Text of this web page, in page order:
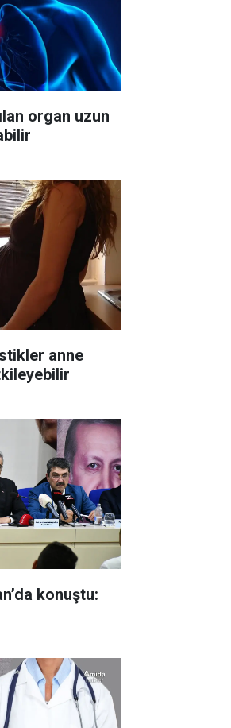
organ uzun
anne
konuştu: